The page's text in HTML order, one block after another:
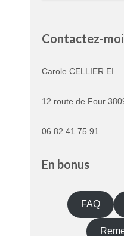
Contactez-moi
Carole CELLIER EI
12 route de Four
06 82 41 75 91
En bonus
FAQ